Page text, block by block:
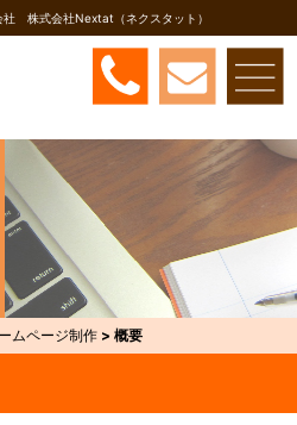
社 株式会社Nextat（ネクスタット）
ムページ制作 >概要